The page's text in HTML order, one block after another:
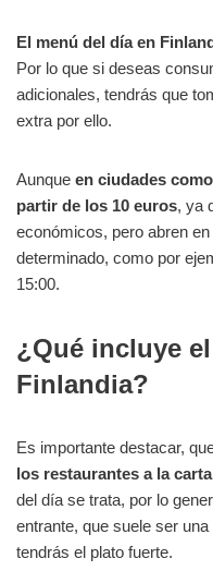
El menú del día en
Por lo que si deseas
adicionales, tendrás que
extra por ello.
Aunque en ciudades
partir de los 10 euros, ya
económicos, pero abren
determinado, como por
15:00.
¿Qué incluye
Finlandia?
Es importante destacar,
los restaurantes a la
del día se trata, por lo
entrante, que suele ser
tendrás el plato fuerte.